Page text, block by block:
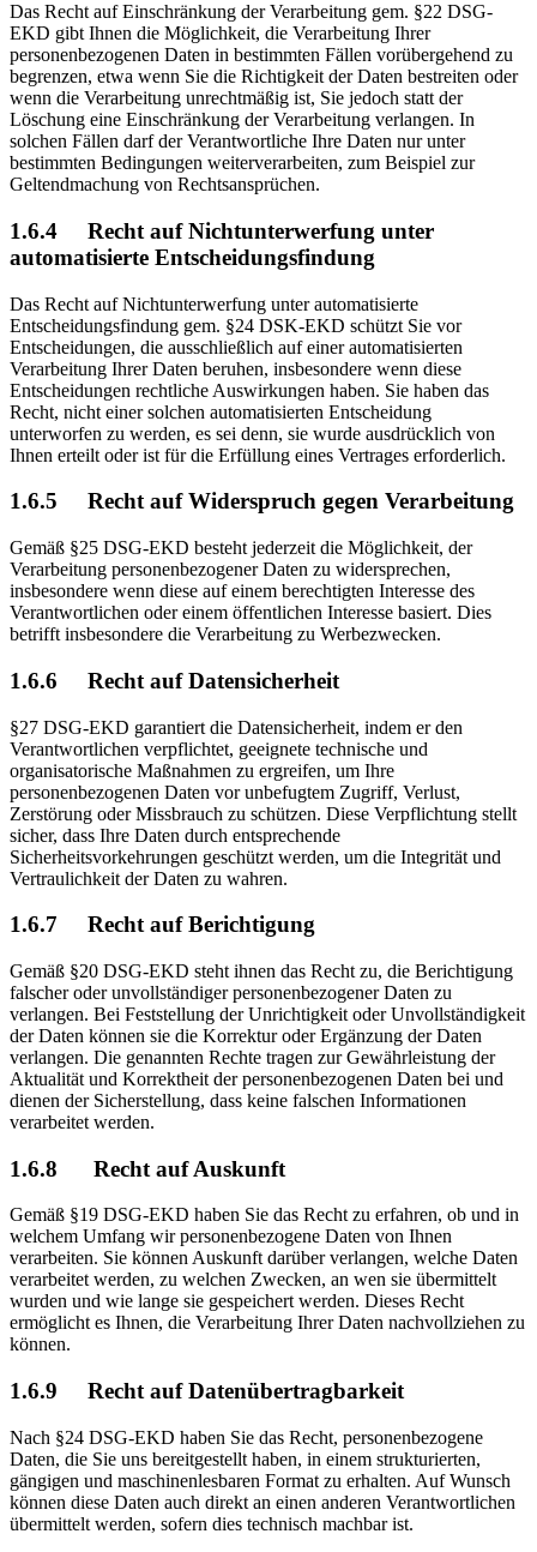
Das Recht auf Einschränkung der Verarbeitung gem. §22 DSG-
EKD gibt Ihnen die Möglichkeit, die Verarbeitung Ihrer
personenbezogenen Daten in bestimmten Fällen vorübergehend zu
begrenzen, etwa wenn Sie die Richtigkeit der Daten bestreiten oder
wenn die Verarbeitung unrechtmäßig ist, Sie jedoch statt der
Löschung eine Einschränkung der Verarbeitung verlangen. In
solchen Fällen darf der Verantwortliche Ihre Daten nur unter
bestimmten Bedingungen weiterverarbeiten, zum Beispiel zur
Geltendmachung von Rechtsansprüchen.
1.6.4 Recht auf Nichtunterwerfung unter
automatisierte Entscheidungsfindung
Das Recht auf Nichtunterwerfung unter automatisierte
Entscheidungsfindung gem. §24 DSK-EKD schützt Sie vor
Entscheidungen, die ausschließlich auf einer automatisierten
Verarbeitung Ihrer Daten beruhen, insbesondere wenn diese
Entscheidungen rechtliche Auswirkungen haben. Sie haben das
Recht, nicht einer solchen automatisierten Entscheidung
unterworfen zu werden, es sei denn, sie wurde ausdrücklich von
Ihnen erteilt oder ist für die Erfüllung eines Vertrages erforderlich.
1.6.5 Recht auf Widerspruch gegen Verarbeitung
Gemäß §25 DSG-EKD besteht jederzeit die Möglichkeit, der
Verarbeitung personenbezogener Daten zu widersprechen,
insbesondere wenn diese auf einem berechtigten Interesse des
Verantwortlichen oder einem öffentlichen Interesse basiert. Dies
betrifft insbesondere die Verarbeitung zu Werbezwecken.
1.6.6 Recht auf Datensicherheit
§27 DSG-EKD garantiert die Datensicherheit, indem er den
Verantwortlichen verpflichtet, geeignete technische und
organisatorische Maßnahmen zu ergreifen, um Ihre
personenbezogenen Daten vor unbefugtem Zugriff, Verlust,
Zerstörung oder Missbrauch zu schützen. Diese Verpflichtung stellt
sicher, dass Ihre Daten durch entsprechende
Sicherheitsvorkehrungen geschützt werden, um die Integrität und
Vertraulichkeit der Daten zu wahren.
1.6.7 Recht auf Berichtigung
Gemäß §20 DSG-EKD steht ihnen das Recht zu, die Berichtigung
falscher oder unvollständiger personenbezogener Daten zu
verlangen. Bei Feststellung der Unrichtigkeit oder Unvollständigkeit
der Daten können sie die Korrektur oder Ergänzung der Daten
verlangen. Die genannten Rechte tragen zur Gewährleistung der
Aktualität und Korrektheit der personenbezogenen Daten bei und
dienen der Sicherstellung, dass keine falschen Informationen
verarbeitet werden.
1.6.8 Recht auf Auskunft
Gemäß §19 DSG-EKD haben Sie das Recht zu erfahren, ob und in
welchem Umfang wir personenbezogene Daten von Ihnen
verarbeiten. Sie können Auskunft darüber verlangen, welche Daten
verarbeitet werden, zu welchen Zwecken, an wen sie übermittelt
wurden und wie lange sie gespeichert werden. Dieses Recht
ermöglicht es Ihnen, die Verarbeitung Ihrer Daten nachvollziehen zu
können.
1.6.9 Recht auf Datenübertragbarkeit
Nach §24 DSG-EKD haben Sie das Recht, personenbezogene
Daten, die Sie uns bereitgestellt haben, in einem strukturierten,
gängigen und maschinenlesbaren Format zu erhalten. Auf Wunsch
können diese Daten auch direkt an einen anderen Verantwortlichen
übermittelt werden, sofern dies technisch machbar ist.